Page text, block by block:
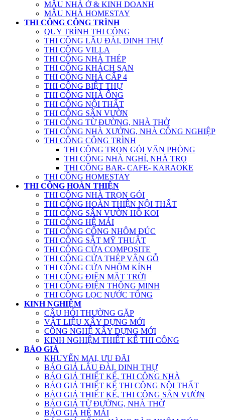
MẪU NHÀ Ở & KINH DOANH
MẪU NHÀ HOMESTAY
THI CÔNG CÔNG TRÌNH
QUY TRÌNH THI CÔNG
THI CÔNG LÂU ĐÀI, DINH THỰ
THI CÔNG VILLA
THI CÔNG NHÀ THÉP
THI CÔNG KHÁCH SẠN
THI CÔNG NHÀ CẤP 4
THI CÔNG BIỆT THỰ
THI CÔNG NHÀ ỐNG
THI CÔNG NỘI THẤT
THI CÔNG SÂN VƯỜN
THI CÔNG TỪ ĐƯỜNG, NHÀ THỜ
THI CÔNG NHÀ XƯỞNG, NHÀ CÔNG NGHIỆP
THI CÔNG CÔNG TRÌNH
THI CÔNG TRỌN GÓI VĂN PHÒNG
THI CÔNG NHÀ NGHỈ, NHÀ TRỌ
THI CÔNG BAR- CAFE- KARAOKE
THI CÔNG HOMESTAY
THI CÔNG HOÀN THIỆN
THI CÔNG NHÀ TRỌN GÓI
THI CÔNG HOÀN THIỆN NỘI THẤT
THI CÔNG SÂN VƯỜN HỒ KOI
THI CÔNG HỆ MÁI
THI CÔNG CỔNG NHÔM ĐÚC
THI CÔNG SẮT MỸ THUẬT
THI CÔNG CỬA COMPOSITE
THI CÔNG CỬA THÉP VÂN GỖ
THI CÔNG CỬA NHÔM KÍNH
THI CÔNG ĐIỆN MẶT TRỜI
THI CÔNG ĐIỆN THÔNG MINH
THI CÔNG LỌC NƯỚC TỔNG
KINH NGHIỆM
CÂU HỎI THƯỜNG GẶP
VẬT LIỆU XÂY DỰNG MỚI
CÔNG NGHỆ XÂY DỰNG MỚI
KINH NGHIỆM THIẾT KẾ THI CÔNG
BÁO GIÁ
KHUYẾN MẠI, ƯU ĐÃI
BÁO GIÁ LÂU ĐÀI, DINH THỰ
BÁO GIÁ THIẾT KẾ, THI CÔNG NHÀ
BÁO GIÁ THIẾT KẾ THI CÔNG NỘI THẤT
BÁO GIÁ THIẾT KẾ, THI CÔNG SÂN VƯỜN
BÁO GIÁ TỪ ĐƯỜNG, NHÀ THỜ
BÁO GIÁ HỆ MÁI